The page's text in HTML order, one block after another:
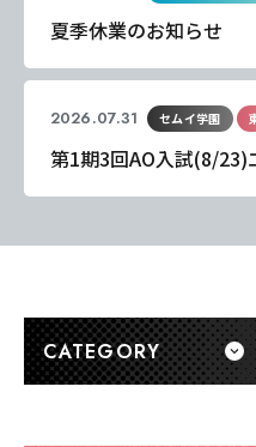
夏季休業のお知らせ
2026.07.31 セムイ学園
第1期3回AO入試(8/23)
CATEGORY